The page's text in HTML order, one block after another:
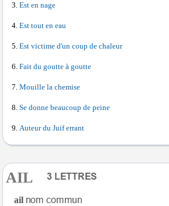
Est en nage
Est tout en eau
Est victime d'un coup de chaleur
Fait du goutte à goutte
Mouille la chemise
Se donne beaucoup de peine
Auteur du Juif errant
AIL
ail